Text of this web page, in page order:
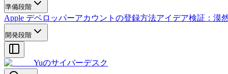
準備段階
Apple デベロッパーアカウントの登録方法アイデア検証：漠
開発段階
Yuのサイバーデスク